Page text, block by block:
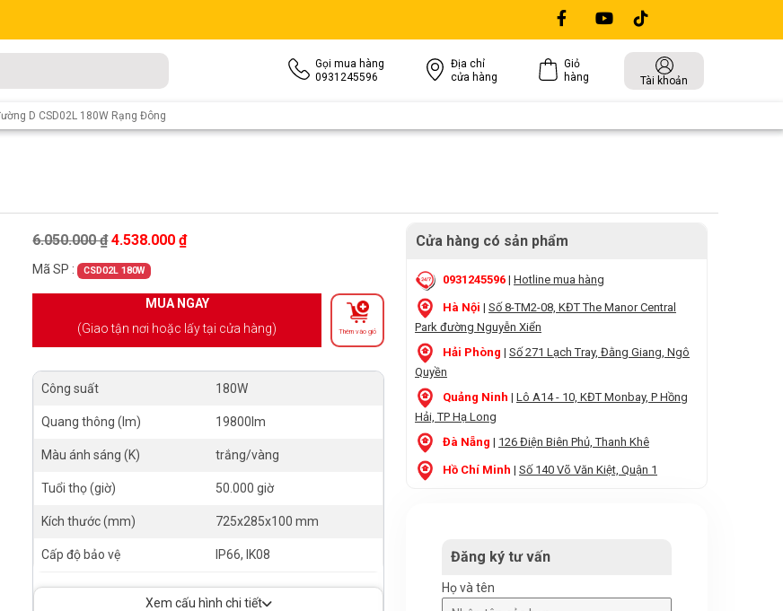
Gọi mua hàng
0931245596
Địa chỉ
cửa hàng
Giỏ
hàng
Tài khoản
D CSD02L 180W Rạng Đông
6.050.000₫Giá gốc là: 6.050.000 ₫.
4.538.000₫Giá hiện tại là: 4.538.000 ₫.
Mã SP : CSD02L 180W
MUA NGAY
(Giao tận nơi hoặc lấy tại cửa hàng)
Thêm vào giỏ
Công suất 180W
Quang thông (lm) 19800lm
Màu ánh sáng (K) trắng/vàng
Tuổi thọ (giờ) 50.000 giờ
Kích thước (mm) 725x285x100 mm
Cấp độ bảo vệ IP66, IK08
Xem cấu hình chi tiết
Cửa hàng có sản phẩm
0931245596 | Hotline mua hàng
Hà Nội | Số 8-TM2-08, KĐT The Manor Central
Park đường Nguyễn Xiển
Hải Phòng | Số 271 Lạch Tray, Đằng Giang, Ngô
Quyền
Quảng Ninh | Lô A14 - 10, KĐT Monbay, P Hồng
Hải, TP Hạ Long
Đà Nẵng | 126 Điện Biên Phủ, Thanh Khê
Hồ Chí Minh | Số 140 Võ Văn Kiệt, Quận 1
Đăng ký tư vấn
Họ và tên